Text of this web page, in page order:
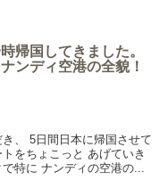
帰国してきました。
ンディ空港の全貌！
、 5日間日本に帰国させて
をちょこっと あげていき
特に ナンディの空港の...